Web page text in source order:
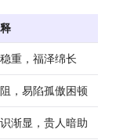
重，福泽绵长
，易陷孤傲困顿
渐显，贵人暗助